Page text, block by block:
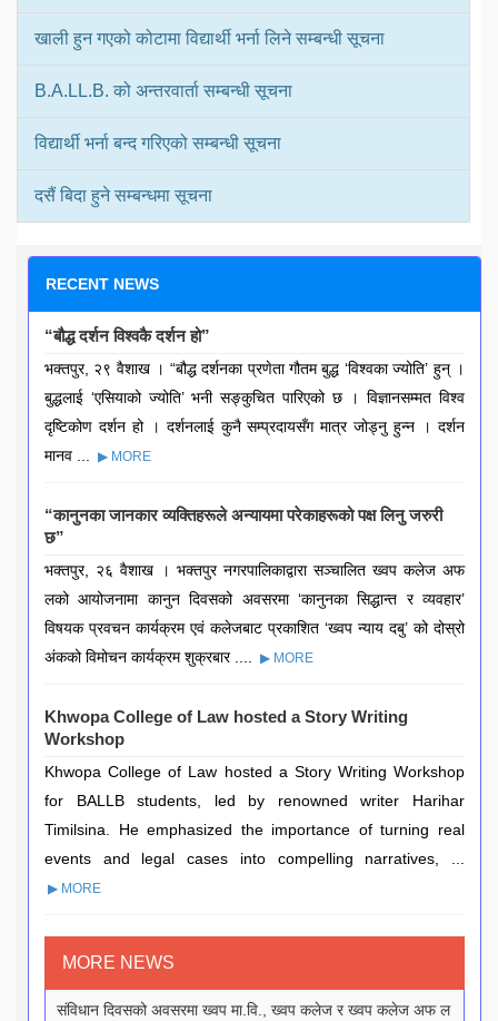
खाली हुन गएको कोटामा विद्यार्थी भर्ना लिने सम्बन्धी सूचना
B.A.LL.B. को अन्तरवार्ता सम्बन्धी सूचना
विद्यार्थी भर्ना बन्द गरिएको सम्बन्धी सूचना
दसैं बिदा हुने सम्बन्धमा सूचना
RECENT NEWS
“बौद्ध दर्शन विश्वकै दर्शन हो”
भक्तपुर, २९ वैशाख । “बौद्ध दर्शनका प्रणेता गौतम बुद्ध ‘विश्वका ज्योति’ हुन् ।
बुद्धलाई ‘एसियाको ज्योति’ भनी सङ्कुचित पारिएको छ । विज्ञानसम्मत विश्व
दृष्टिकोण दर्शन हो । दर्शनलाई कुनै सम्प्रदायसँग मात्र जोड्नु हुन्न । दर्शन
मानव ... ▶ MORE
“कानुनका जानकार व्यक्तिहरूले अन्यायमा परेकाहरूको पक्ष लिनु जरुरी
छ”
भक्तपुर, २६ वैशाख । भक्तपुर नगरपालिकाद्वारा सञ्चालित ख्वप कलेज अफ
लको आयोजनामा कानुन दिवसको अवसरमा ‘कानुनका सिद्धान्त र व्यवहार’
विषयक प्रवचन कार्यक्रम एवं कलेजबाट प्रकाशित ‘ख्वप न्याय दबु’ को दोस्रो
अंकको विमोचन कार्यक्रम शुक्रबार .... ▶ MORE
Khwopa College of Law hosted a Story Writing
Workshop
Khwopa College of Law hosted a Story Writing Workshop
for BALLB students, led by renowned writer Harihar
Timilsina. He emphasized the importance of turning real
events and legal cases into compelling narratives, ...
▶ MORE
MORE NEWS
संविधान दिवसको अवसरमा ख्वप मा.वि., ख्वप कलेज र ख्वप कलेज अफ ल